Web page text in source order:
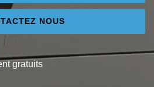
NOUS
gratuits